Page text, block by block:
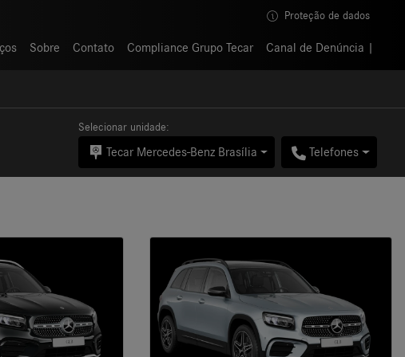
Proteção de dados
Sobre Contato Compliance Grupo Tecar Canal de Denúncia
Selecionar unidade:
Tecar Mercedes-Benz Brasília Telefones
Proteção de dados
Sobre Contato Compliance Grupo Tecar Canal de Denúncia